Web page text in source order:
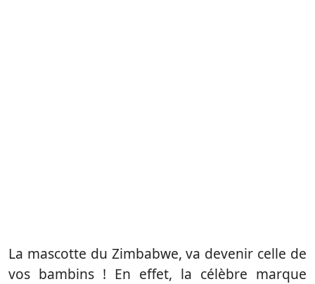
La mascotte du Zimbabwe, va devenir celle de
vos bambins ! En effet, la célèbre marque